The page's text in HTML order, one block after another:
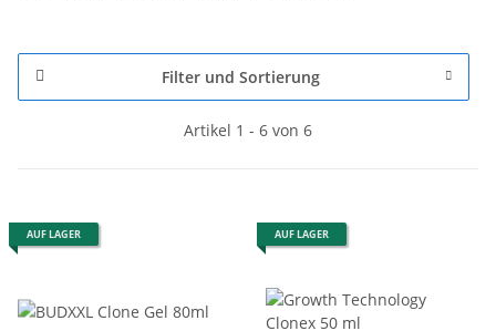
Filter und Sortierung
Artikel 1 - 6 von 6
AUF LAGER AUF LAGER